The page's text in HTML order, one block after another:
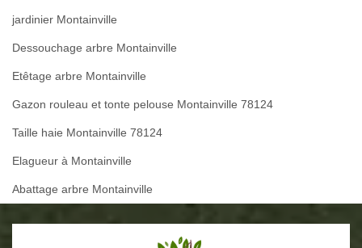
jardinier Montainville
Dessouchage arbre Montainville
Etêtage arbre Montainville
Gazon rouleau et tonte pelouse Montainville 78124
Taille haie Montainville 78124
Elagueur à Montainville
Abattage arbre Montainville